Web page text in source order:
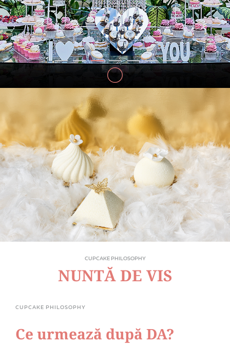
CUPCAKE PHILOSOPHY
NUNTĂ DE VIS
CUPCAKE PHILOSOPHY
Ce urmează după DA?